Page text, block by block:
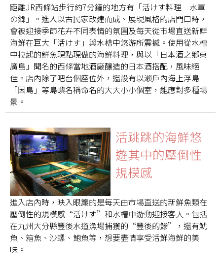
距離JR西條站步行約7分鐘的地方有「活けす料理 水軍
の郷」。進入以古民家改建而成、展現風格的店門口時，
會被迎接季節花卉不同表情的氛圍及每天從市場直送新鮮
海鮮在巨大「活けす」與水槽中悠游所震撼。使用從水槽
中拉起的鮮魚現點現做的海鮮料理，與以「日本酒之鄉東
廣島」聞名的西條當地酒廠釀造的日本酒搭配，風味絕
佳。店內除了吧台個座位外，還設有以瀨戶內海上浮島
「因島」等島嶼名稱命名的大大小小個室，能應對多種場
景。
活跳跳的海鮮悠
遊其中的壓倒性
規模感
進入店內時，映入眼簾的是每天由市場直送的新鮮魚類在
壓倒性的規模感“活けす”和水槽中游動迎接客人。包括
在九州大分縣豐後水道漁場捕獲的“豐後的鯵”，還有魷
魚、箱魚、沙螺、鮑魚等，想要盡情享受活鮮海鮮的美
味。